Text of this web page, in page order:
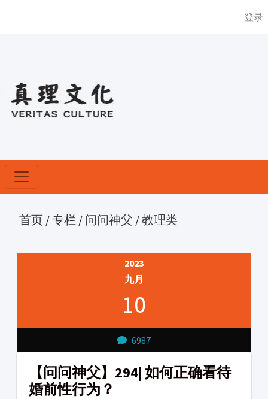
登录
首页 /专栏 / 问问神父 /教理类
2023
九月
10
6987
【问问神父】294| 如何正确看待
婚前性行为？